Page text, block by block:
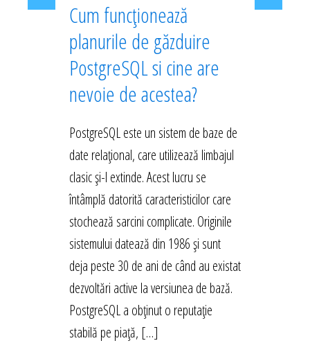
Cum funcționează
planurile de găzduire
PostgreSQL si cine are
nevoie de acestea?
PostgreSQL este un sistem de baze de
date relațional, care utilizează limbajul
clasic și-l extinde. Acest lucru se
întâmplă datorită caracteristicilor care
stochează sarcini complicate. Originile
sistemului datează din 1986 și sunt
deja peste 30 de ani de când au existat
dezvoltări active la versiunea de bază.
PostgreSQL a obținut o reputație
stabilă pe piață, […]